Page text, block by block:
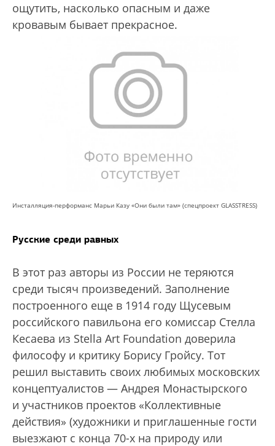
ощутить, насколько опасным и даже
кровавым бывает прекрасное.
Инсталляция-перформанс Марьи Казу «Они были там» (спецпроект GLASSTRESS)
Русские среди равных
В этот раз авторы из России не теряются
среди тысяч произведений. Заполнение
построенного еще в 1914 году Щусевым
российского павильона его комиссар Стелла
Кесаева из Stella Art Foundation доверила
философу и критику Борису Гройсу. Тот
решил выставить своих любимых московских
концептуалистов — Андрея Монастырского
и участников проектов «Коллективные
действия» (художники и приглашенные гости
выезжают с конца 70-х на природу или